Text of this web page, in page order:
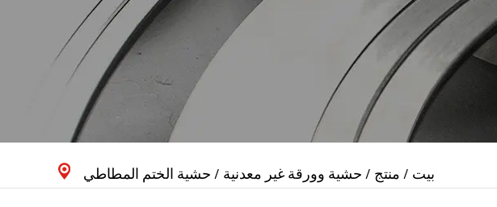
بيت / منتج / حشية وورقة غير معدنية / حشية الختم المطاطي